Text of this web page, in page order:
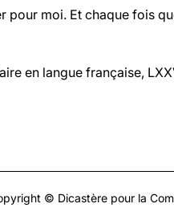
pour moi. Et chaque fois
en langue française,
© Dicastère pour la